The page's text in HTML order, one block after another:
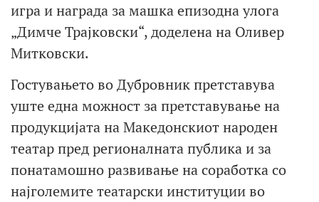
игра и награда за машка епизодна улога
„Димче Трајковски“, доделена на Оливер
Митковски.
Гостувањето во Дубровник претставува
уште една можност за претставување на
продукцијата на Македонскиот народен
театар пред регионалната публика и за
понатамошно развивање на соработка со
најголемите театарски институции во